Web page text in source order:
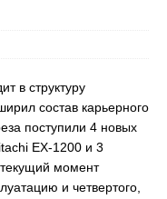
в структуру
состав карьерного
поступили 4 новых
EX-1200 и 3
момент
и четвертого,